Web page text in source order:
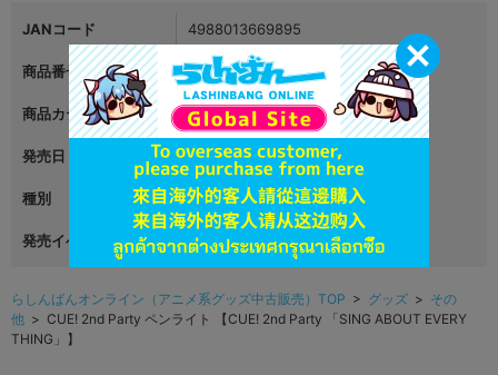
JANコード 4988013669895
商品番号 L06404237
商品カテゴリ グッズ
発売日 2021年08月15日
種別 その他
発売イベント
らしんばんオンライン（アニメ系グッズ中古販売）TOP > グッズ > その
他 > CUE! 2nd Party ペンライト 【CUE! 2nd Party 「SING ABOUT EVERY
THING」】